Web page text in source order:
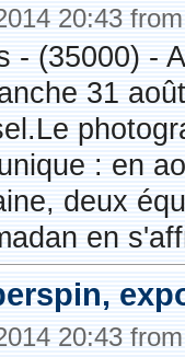
20:43
- (35000) -
31
: en
deux
en
20:43